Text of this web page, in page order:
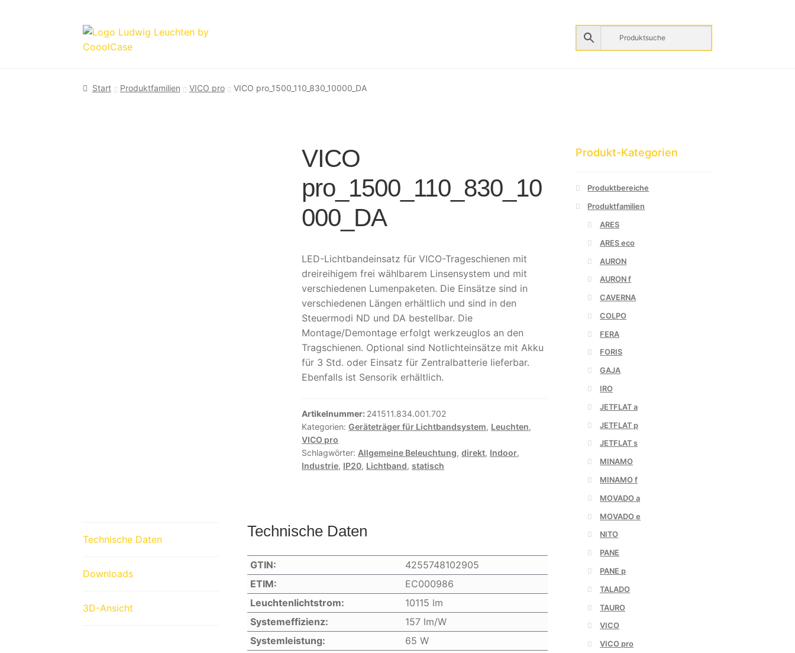
Zur
Navigation
Zum
Inhalt
Start Produktfamilien VICO pro VICO pro_1500_110_830_10000_DA
VICO
pro_1500_110_830_10
000_DA
LED-Lichtbandeinsatz für VICO-Trageschienen mit
dreireihigem frei wählbarem Linsensystem und mit
verschiedenen Lumenpaketen. Die Einsätze sind in
verschiedenen Längen erhältlich und sind in den
Steuermodi ND und DA bestellbar. Die
Montage/Demontage erfolgt werkzeuglos an den
Tragschienen. Optional sind Notlichteinsätze mit Akku
für 3 Std. oder Einsatz für Zentralbatterie lieferbar.
Ebenfalls ist Sensorik erhältlich.
Artikelnummer: 241511.834.001.702
Kategorien:Geräteträger für Lichtbandsystem, Leuchten,
VICO pro
Schlagwörter: Allgemeine Beleuchtung,direkt, Indoor,
Industrie, IP20, Lichtband,statisch
Technische Daten
Downloads
3D-Ansicht
Technische Daten
GTIN:
4255748102905
ETIM:
EC000986
Leuchtenlichtstrom:
10115 lm
Systemeffizienz:
157 lm/W
Systemleistung:
65 W
Produkt-Kategorien
Produktbereiche
Produktfamilien
ARES
ARES eco
AURON
AURON f
CAVERNA
COLPO
FERA
FORIS
GAJA
IRO
JETFLAT a
JETFLAT p
JETFLAT s
MINAMO
MINAMO f
MOVADO a
MOVADO e
NITO
PANE
PANE p
TALADO
TAURO
VICO
VICO pro